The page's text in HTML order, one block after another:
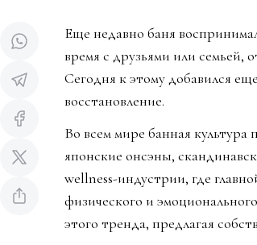
Еще недавно баня
время с друзьями или семьей,
Сегодня к этому добавился
восстановление.
Во всем мире банная
японские онсэны,
wellness-индустрии, где
физического и
этого тренда, предлагая